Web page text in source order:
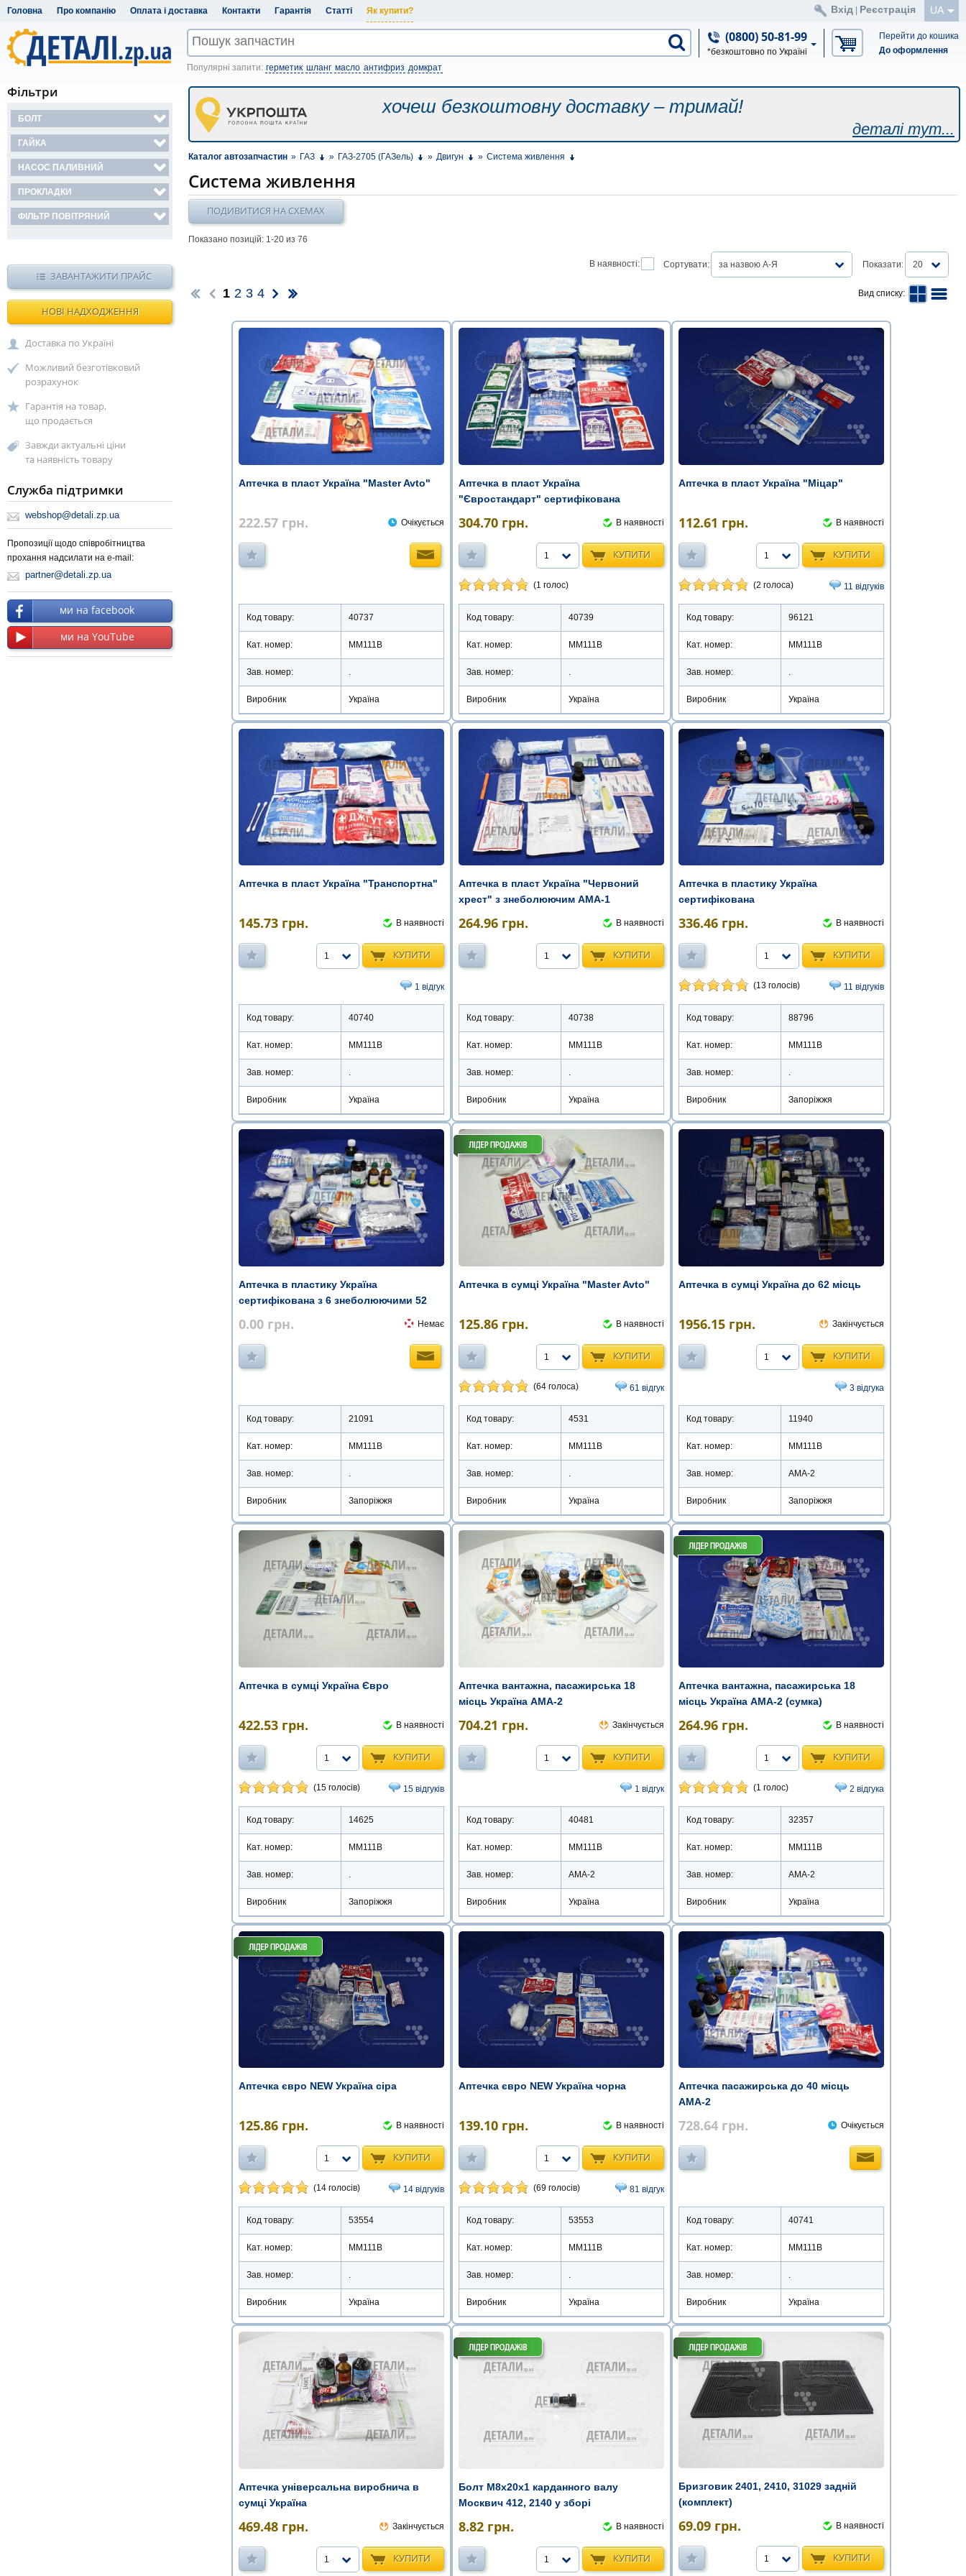
Головна Про компанію Оплата і доставка Контакти Гарантія Статті Як купити? UA
Вхід Реєстрація
(0800) 50-81-99
*безкоштовно по Україні
Перейти до кошика
До оформлення
Популярні запити: герметик шланг масло антифриз домкрат
хочеш безкоштовну доставку – тримай!
деталі тут...
Каталог автозапчастин » ГАЗ » ГАЗ-2705 (ГАЗель) » Двигун » Система живлення
Система живлення
ПОДИВИТИСЯ НА СХЕМАХ
Показано позицій: 1-20 из 76
В наявності: Сортувати: за назвою А-Я Показати: 20
1 2 3 4 Вид списку:
Аптечка в пласт Україна "Master Avto"
222.57 грн. Очікується
Код товару: 40737
Кат. номер: ММ111В
Зав. номер:
Виробник Україна
Аптечка в пласт Україна
"Євростандарт" сертифікована
304.70 грн. В наявності
КУПИТИ
1
(1 голос)
Код товару: 40739
Кат. номер: ММ111В
Зав. номер:
Виробник Україна
Аптечка в пласт Україна "Міцар"
112.61 грн. В наявності
КУПИТИ
1
(2 голоса) 11 відгуків
Код товару: 96121
Кат. номер: ММ111В
Зав. номер:
Виробник Україна
Аптечка в пласт Україна "Транспортна"
145.73 грн. В наявності
КУПИТИ
1
1 відгук
Код товару: 40740
Кат. номер: ММ111В
Зав. номер: .
Виробник Україна
Аптечка в пласт Україна "Червоний
хрест" з знеболюючим АМА-1
264.96 грн. В наявності
КУПИТИ
1
Код товару: 40738
Кат. номер: ММ111В
Зав. номер: .
Виробник Україна
Аптечка в пластику Україна
сертифікована
336.46 грн. В наявності
КУПИТИ
1
(13 голосів) 11 відгуків
Код товару: 88796
Кат. номер: ММ111В
Зав. номер: .
Виробник Запоріжжя
Аптечка в пластику Україна
сертифікована з 6 знеболюючими 52
0.00 грн. Немає
Код товару: 21091
Кат. номер: ММ111В
Зав. номер: .
Виробник Запоріжжя
Аптечка в сумці Україна "Master Avto"
125.86 грн. В наявності
КУПИТИ
1
(64 голоса) 61 відгук
Код товару: 4531
Кат. номер: ММ111В
Зав. номер: .
Виробник Україна
Аптечка в сумці Україна до 62 місць
1956.15 грн. Закінчується
КУПИТИ
1
3 відгука
Код товару: 11940
Кат. номер: ММ111В
Зав. номер: АМА-2
Виробник Запоріжжя
Аптечка в сумці Україна Євро
422.53 грн. В наявності
КУПИТИ
1
(15 голосів) 15 відгуків
Код товару: 14625
Кат. номер: ММ111В
Зав. номер:
Виробник Запоріжжя
Аптечка вантажна, пасажирська 18
місць Україна АМА-2
704.21 грн. Закінчується
КУПИТИ
1
1 відгук
Код товару: 40481
Кат. номер: ММ111В
Зав. номер: АМА-2
Виробник Україна
Аптечка вантажна, пасажирська 18
місць Україна АМА-2 (сумка)
264.96 грн. В наявності
КУПИТИ
1
(1 голос) 2 відгука
Код товару: 32357
Кат. номер: ММ111В
Зав. номер: АМА-2
Виробник Україна
Аптечка євро NEW Україна сіра
125.86 грн. В наявності
КУПИТИ
1
(14 голосів) 14 відгуків
Код товару: 53554
Кат. номер: ММ111В
Зав. номер: .
Виробник Україна
Аптечка євро NEW Україна чорна
139.10 грн. В наявності
КУПИТИ
1
(69 голосів) 81 відгук
Код товару: 53553
Кат. номер: ММ111В
Зав. номер: .
Виробник Україна
Аптечка пасажирська до 40 місць
АМА-2
728.64 грн. Очікується
Код товару: 40741
Кат. номер: ММ111В
Зав. номер: .
Виробник Україна
Аптечка універсальна виробнича в
сумці Україна
469.48 грн. Закінчується
КУПИТИ
1
Болт М8х20х1 карданного валу
Москвич 412, 2140 у зборі
8.82 грн. В наявності
КУПИТИ
1
Бризговик 2401, 2410, 31029 задній
(комплект)
69.09 грн. В наявності
КУПИТИ
1
Фільтри
БОЛТ
ГАЙКА
НАСОС ПАЛИВНИЙ
ПРОКЛАДКИ
ФІЛЬТР ПОВІТРЯНИЙ
ЗАВАНТАЖИТИ ПРАЙС
НОВІ НАДХОДЖЕННЯ
Доставка по Україні
Можливий безготівковий
розрахунок
Гарантія на товар,
що продається
Завжди актуальні ціни
та наявність товару
Служба підтримки
webshop@detali.zp.ua
Пропозиції щодо співробітництва
прохання надсилати на e-mail:
partner@detali.zp.ua
ми на facebook
ми на YouTube